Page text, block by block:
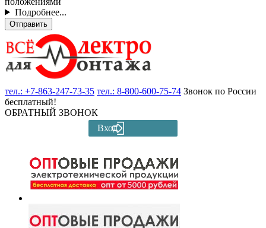
Подробнее...
Отправить
тел.: +7-863-247-73-35 тел.: 8-800-600-75-74 Звонок по России
бесплатный!
ОБРАТНЫЙ ЗВОНОК
Вход